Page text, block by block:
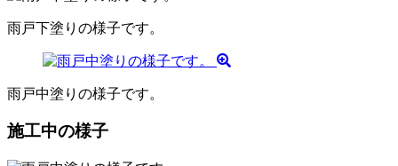
雨戸下塗りの様子です。
雨戸中塗りの様子です。
施工中の様子